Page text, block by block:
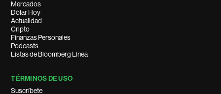
Mercados
Dólar Hoy
Actualidad
Cripto
Finanzas Personales
Podcasts
Listas de Bloomberg Línea
TÉRMINOS DE USO
Suscríbete